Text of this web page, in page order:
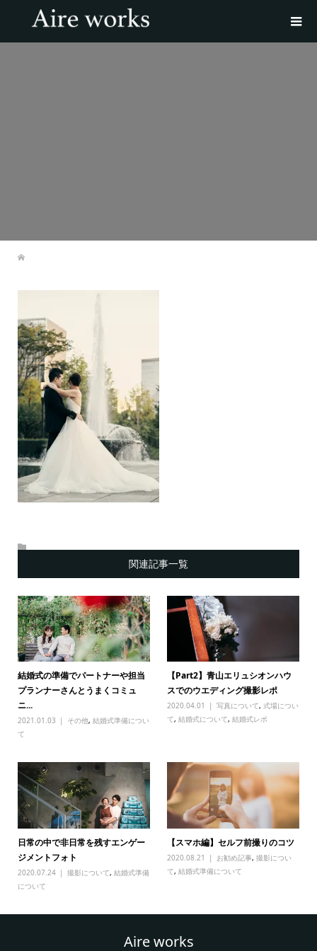
関連記事一覧
結婚式の準備でパートナーや担当
プランナーさんとうまくコミュ
ニ...
2021.01.03 その他, 結婚式準備につい
て
【Part2】青山エリュシオンハウ
スでのウエディング撮影レポ
2020.04.01 写真について,式場につい
て,結婚式について,結婚式レポ
日常の中で非日常を残すエンゲー
ジメントフォト
2020.07.24 撮影について, 結婚式準備
について
【スマホ編】セルフ前撮りのコツ
2020.08.21 お勧め記事,撮影につい
て,結婚式準備について
Aire works